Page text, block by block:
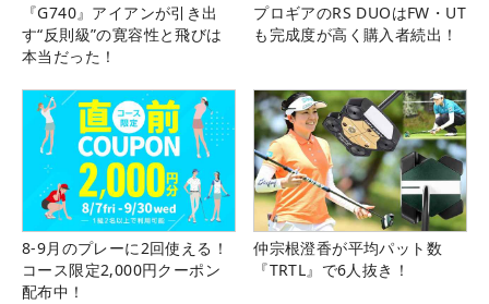
『G740』アイアンが引き出
す“反則級”の寛容性と飛びは
本当だった！
プロギアのRS DUOはFW・UT
も完成度が高く購入者続出！
8-9月のプレーに2回使える！
コース限定2,000円クーポン
配布中！
仲宗根澄香が平均パット数
『TRTL』で6人抜き！